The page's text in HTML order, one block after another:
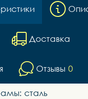
Доставка
Отзывы 0
сталь